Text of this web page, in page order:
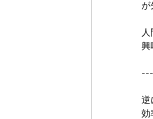
が
興
---
逆
効